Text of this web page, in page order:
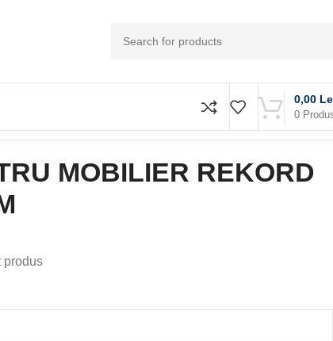
0
0,00
MOBILIER REKORD
produs